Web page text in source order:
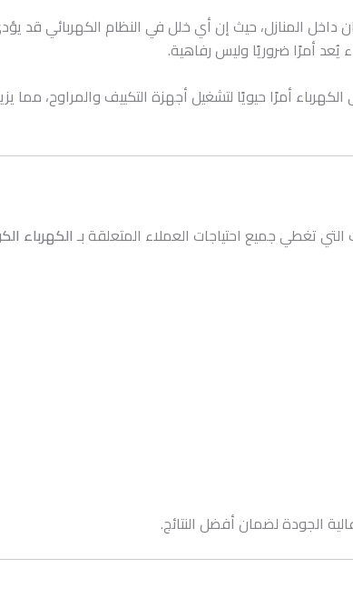
داخل المنازل، حيث إن أي خلل في النظام الكهربائي قد
يُعد أمرًا ضروريًا وليس رفاهية.
الكهرباء أمرًا حيويًا لتشغيل أجهزة التكييف والمراوح،
تغطي جميع احتياجات العملاء المتعلقة بـالكهرباء
الجودة لضمان أفضل النتائج.